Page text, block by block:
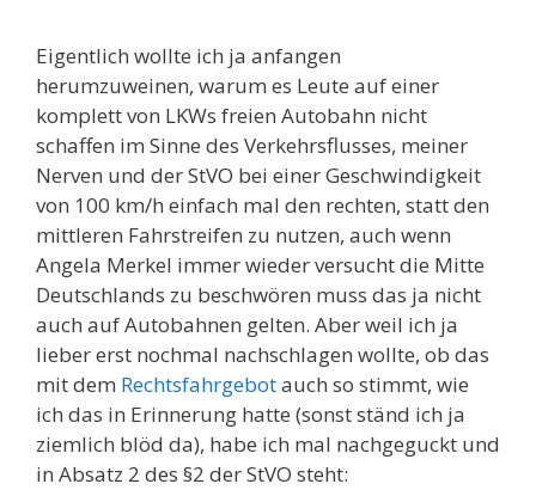
Eigentlich wollte ich ja anfangen
herumzuweinen, warum es Leute auf einer
komplett von LKWs freien Autobahn nicht
schaffen im Sinne des Verkehrsflusses, meiner
Nerven und der StVO bei einer Geschwindigkeit
von 100 km/h einfach mal den rechten, statt den
mittleren Fahrstreifen zu nutzen, auch wenn
Angela Merkel immer wieder versucht die Mitte
Deutschlands zu beschwören muss das ja nicht
auch auf Autobahnen gelten. Aber weil ich ja
lieber erst nochmal nachschlagen wollte, ob das
mit dem Rechtsfahrgebotauch so stimmt, wie
ich das in Erinnerung hatte (sonst ständ ich ja
ziemlich blöd da), habe ich mal nachgeguckt und
in Absatz 2 des §2 der StVO steht: